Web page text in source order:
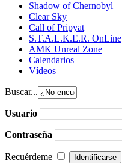
Shadow of Chernobyl
Clear Sky
Call of Pripyat
S.T.A.L.K.E.R. OnLine
AMK Unreal Zone
Calendarios
Vídeos
Buscar...
Usuario
Contraseña
Recuérdeme